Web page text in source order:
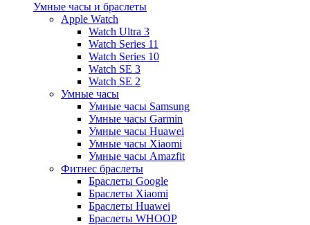
Умные часы и браслеты
Apple Watch
Watch Ultra 3
Watch Series 11
Watch Series 10
Watch SE 3
Watch SE 2
Умные часы
Умные часы Samsung
Умные часы Garmin
Умные часы Huawei
Умные часы Xiaomi
Умные часы Amazfit
Фитнес браслеты
Браслеты Google
Браслеты Xiaomi
Браслеты Huawei
Браслеты WHOOP